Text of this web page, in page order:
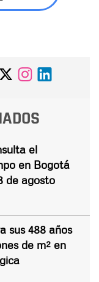
el
en Bogotá
de agosto
sus 488 años
de m² en